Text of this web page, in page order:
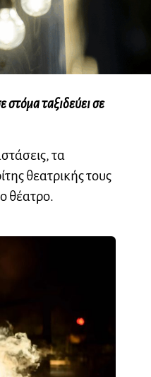
ταξιδεύει σε
τα
θεατρικής τους
θέατρο.